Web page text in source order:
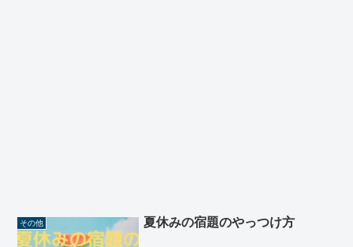
その他 夏休みの宿題のやっつけ方